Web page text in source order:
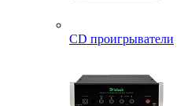
CD проигрыватели